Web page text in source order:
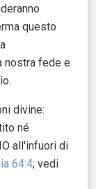
questo
nostra fede e
divine:
né
all'infuori di
64:4; vedi